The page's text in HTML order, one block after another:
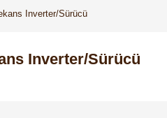
Inverter/Sürücü
Inverter/Sürücü